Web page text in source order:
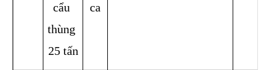
cẩu
thùng
25 tấn
ca